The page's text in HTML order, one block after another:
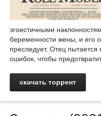
эгоистичными
беременности жены, и его
преследует. Отец пытается
ошибок, чтобы
скачать торрент